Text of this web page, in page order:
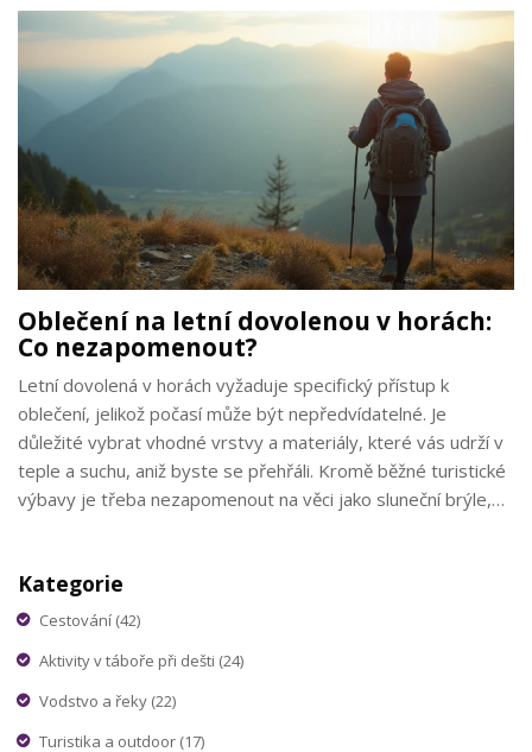
Oblečení na letní dovolenou v horách:
Co nezapomenout?
Letní dovolená v horách vyžaduje specifický přístup k
oblečení, jelikož počasí může být nepředvídatelné. Je
důležité vybrat vhodné vrstvy a materiály, které vás udrží v
teple a suchu, aniž byste se přehřáli. Kromě běžné turistické
výbavy je třeba nezapomenout na věci jako sluneční brýle,
žhavá se sluncem nad hlavou.
Kategorie
Cestování (42)
Aktivity v táboře při dešti (24)
Vodstvo a řeky (22)
Turistika a outdoor (17)